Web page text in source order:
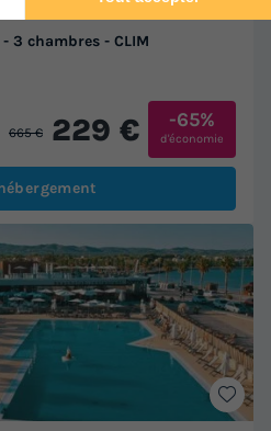
3 chambres - CLIM
665 € 229 € -65%
d'économie